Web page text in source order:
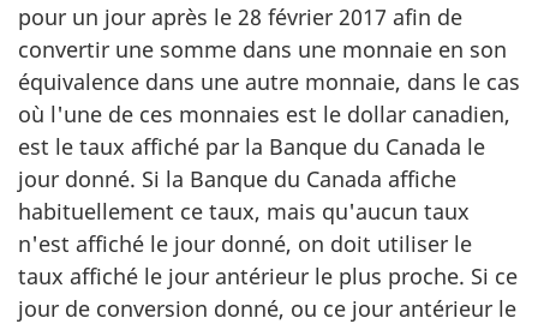
pour un jour après le 28 février 2017 afin de
convertir une somme dans une monnaie en son
équivalence dans une autre monnaie, dans le cas
où l'une de ces monnaies est le dollar canadien,
est le taux affiché par la Banque du Canada le
jour donné. Si la Banque du Canada affiche
habituellement ce taux, mais qu'aucun taux
n'est affiché le jour donné, on doit utiliser le
taux affiché le jour antérieur le plus proche. Si ce
jour de conversion donné, ou ce jour antérieur le